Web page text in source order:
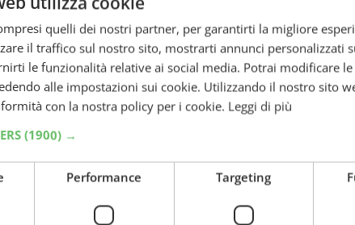
15
quelli dei nostri partner, per garantirti la migliore
il traffico sul nostro sito, mostrarti annunci personalizzati
le funzionalità relative ai social media. Potrai modificare
alle impostazioni sui cookie. Utilizzando il nostro sito
con la nostra policy per i cookie. Leggi di più
(1900) →
Performance Targeting